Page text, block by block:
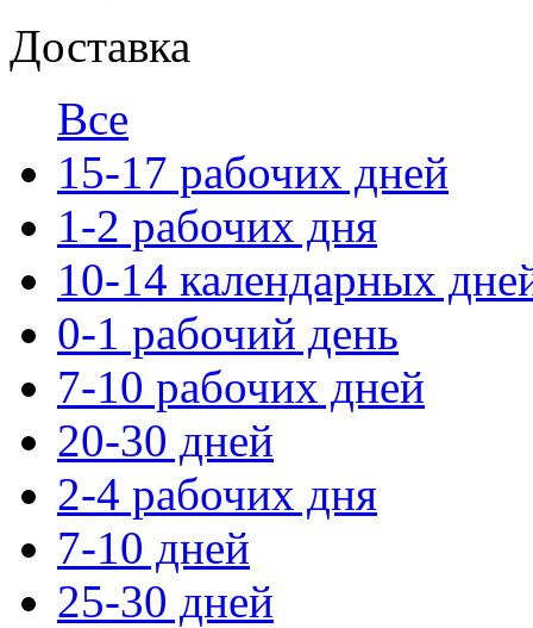
Доставка
Все
15-17 рабочих дней
1-2 рабочих дня
10-14 календарных
0-1 рабочий день
7-10 рабочих дней
20-30 дней
2-4 рабочих дня
7-10 дней
25-30 дней